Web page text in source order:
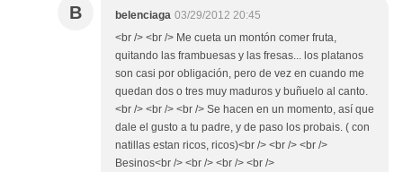
B belenciaga 03/29/2012 20:45
<br /> <br /> Me cueta un montón comer fruta,
quitando las frambuesas y las fresas... los platanos
son casi por obligación, pero de vez en cuando me
quedan dos o tres muy maduros y buñuelo al canto.
<br /> <br /> <br /> Se hacen en un momento, así que
dale el gusto a tu padre, y de paso los probais. ( con
natillas estan ricos, ricos)<br /> <br /> <br />
Besinos<br /> <br /> <br /> <br />